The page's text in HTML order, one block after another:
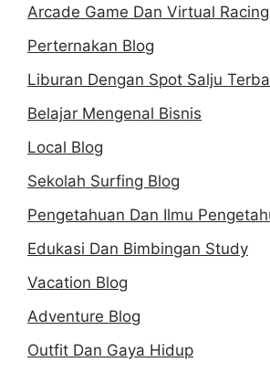
Arcade Game Dan Virtual Racing
Perternakan Blog
Liburan Dengan Spot Salju
Belajar Mengenal Bisnis
Local Blog
Sekolah Surfing Blog
Pengetahuan Dan Ilmu
Edukasi Dan Bimbingan Study
Vacation Blog
Adventure Blog
Outfit Dan Gaya Hidup